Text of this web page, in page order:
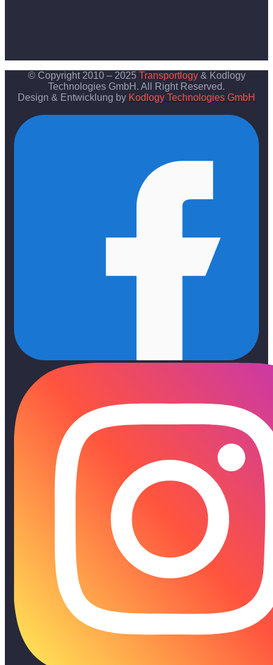
© Copyright 2010 – 2025 Transportlogy& Kodlogy
Technologies GmbH. All Right Reserved.
Design & Entwicklung by Kodlogy Technologies GmbH